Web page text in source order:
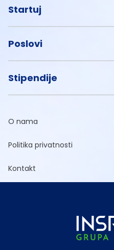
Startuj
Poslovi
Stipendije
O nama
Politika privatnosti
Kontakt